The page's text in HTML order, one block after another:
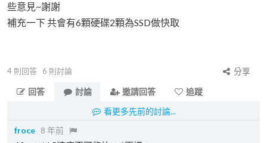
些意見~謝謝
補充一下 共會有6顆硬碟2顆為SSD做快取
4 則回答 6 則討論
分享
回答
討論 邀請回答
追蹤
看更多先前的討論...
froce 8 年前